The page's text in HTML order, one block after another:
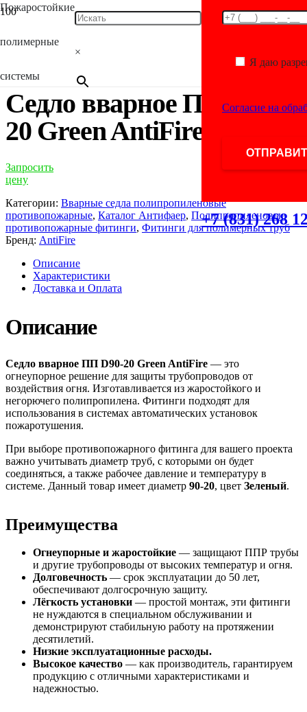
Пожаростойкие
полимерные
системы
×
Я даю
Согласие на
+7 (831) 268
Каталог/Фитинги для полимерных
фитинги/Вварные седла полипропиленовые
/ Седло вварное ПП D90-20 Green AntiFire
Седло вварное ПП D90-
20 Green AntiFire
Запросить
цену
Категории: Вварные седла полипропиленовые
противопожарные, Каталог Антифаер, Полипропиленовые
противопожарные фитинги, Фитинги для полимерных труб
Бренд: AntiFire
Описание
Характеристики
Доставка и Оплата
Описание
Седло вварное ПП D90-20 Green AntiFire — это
огнеупорное решение для защиты трубопроводов от
воздействия огня. Изготавливается из жаростойкого и
негорючего полипропилена. Фитинги подходят для
использования в системах автоматических установок
пожаротушения.
При выборе противопожарного фитинга для вашего проекта
важно учитывать диаметр труб, с которыми он будет
соединяться, а также рабочее давление и температуру в
системе. Данный товар имеет диаметр 90-20, цвет Зеленый.
Преимущества
Огнеупорные и жаростойкие — защищают ППР трубы
и другие трубопроводы от высоких температур и огня.
Долговечность — срок эксплуатации до 50 лет,
обеспечивают долгосрочную защиту.
Лёгкость установки — простой монтаж, эти фитинги
не нуждаются в специальном обслуживании и
демонстрируют стабильную работу на протяжении
десятилетий.
Низкие эксплуатационные расходы.
Высокое качество — как производитель, гарантируем
продукцию с отличными характеристиками и
надежностью.